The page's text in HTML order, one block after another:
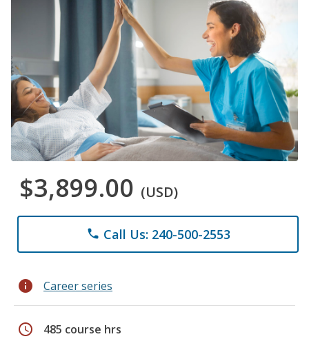
$3,899.00 (USD)
phone Call Us: 240-500-2553
info Career series
schedule 485 course hrs